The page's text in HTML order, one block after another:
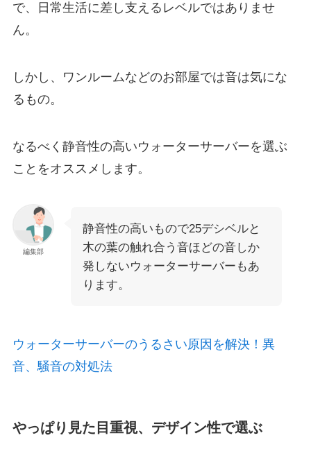
で、日常生活に差し支えるレベルではありませ
ん。
しかし、ワンルームなどのお部屋では音は気にな
るもの。
なるべく静音性の高いウォーターサーバーを選ぶ
ことをオススメします。
編集部
静音性の高いもので25デシベルと
木の葉の触れ合う音ほどの音しか
発しないウォーターサーバーもあ
ります。
ウォーターサーバーのうるさい原因を解決！異
音、騒音の対処法
やっぱり見た目重視、デザイン性で選ぶ